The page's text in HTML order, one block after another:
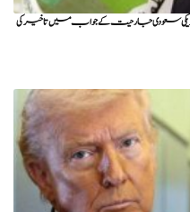
سعودی جارحیت کے جواب میں تاخیر کی